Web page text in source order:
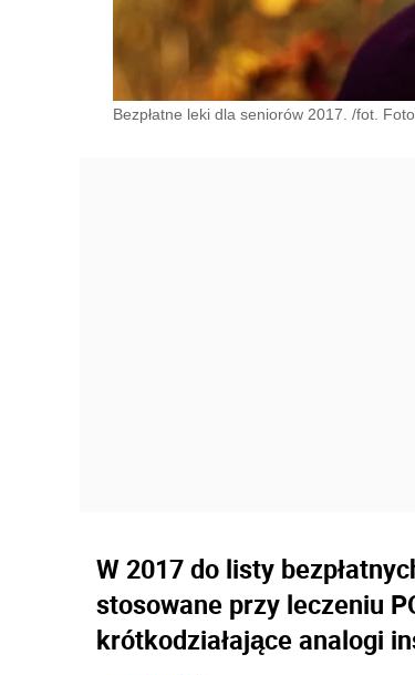
Bezpłatne leki dla seniorów 2017. /fot.
W 2017 do listy
stosowane przy leczeniu
krótkodziałające analogi